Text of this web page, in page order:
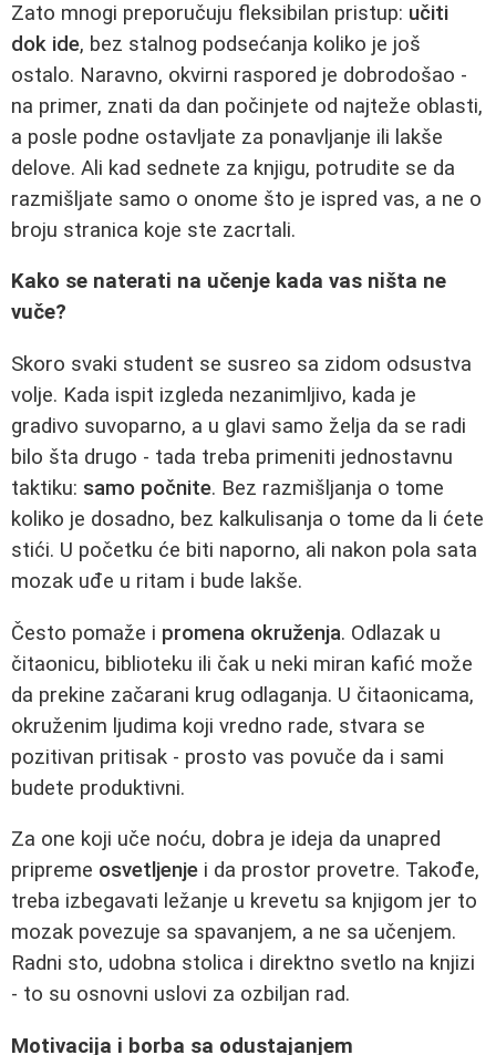
Zato mnogi preporučuju fleksibilan pristup: učiti
dok ide, bez stalnog podsećanja koliko je još
ostalo. Naravno, okvirni raspored je dobrodošao -
na primer, znati da dan počinjete od najteže oblasti,
a posle podne ostavljate za ponavljanje ili lakše
delove. Ali kad sednete za knjigu, potrudite se da
razmišljate samo o onome što je ispred vas, a ne o
broju stranica koje ste zacrtali.
Kako se naterati na učenje kada vas ništa ne
vuče?
Skoro svaki student se susreo sa zidom odsustva
volje. Kada ispit izgleda nezanimljivo, kada je
gradivo suvoparno, a u glavi samo želja da se radi
bilo šta drugo - tada treba primeniti jednostavnu
taktiku: samo počnite. Bez razmišljanja o tome
koliko je dosadno, bez kalkulisanja o tome da li ćete
stići. U početku će biti naporno, ali nakon pola sata
mozak uđe u ritam i bude lakše.
Često pomaže i promena okruženja. Odlazak u
čitaonicu, biblioteku ili čak u neki miran kafić može
da prekine začarani krug odlaganja. U čitaonicama,
okruženim ljudima koji vredno rade, stvara se
pozitivan pritisak - prosto vas povuče da i sami
budete produktivni.
Za one koji uče noću, dobra je ideja da unapred
pripreme osvetljenje i da prostor provetre. Takođe,
treba izbegavati ležanje u krevetu sa knjigom jer to
mozak povezuje sa spavanjem, a ne sa učenjem.
Radni sto, udobna stolica i direktno svetlo na knjizi
- to su osnovni uslovi za ozbiljan rad.
Motivacija i borba sa odustajanjem